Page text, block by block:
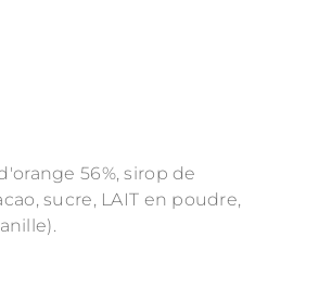
56%, sirop de
sucre, LAIT en poudre,